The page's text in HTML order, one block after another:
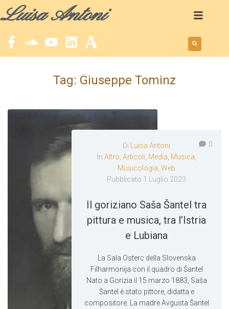
Luisa Antoni
Tag: Giuseppe Tominz
0
Di
Luisa Antoni
In Altro Articoli Media Musica
Musicologia ,Web
Pubblicato 1 Luglio 2023
Il goriziano Saša Šantel tra
pittura e musica, tra l’Istria
e Lubiana
La Sala Osterc della Slovenska
Filharmonija con il quadro di Šantel
Nato a Gorizia il 15 marzo 1883, Saša
Šantel è stato pittore, didatta e
compositore. La madre Avgusta Šantel